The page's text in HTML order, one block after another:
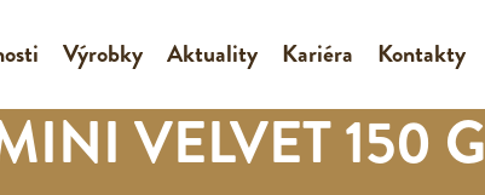
Výrobky Aktuality Kariéra Kontakty
VELVET 150 G